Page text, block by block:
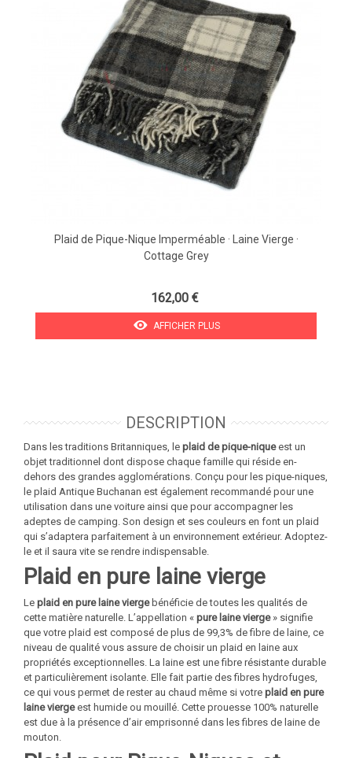
Plaid de Pique-Nique Imperméable · Laine Vierge ·
Cottage Grey
162,00 €
AFFICHER PLUS
DESCRIPTION
Dans les traditions Britanniques, le plaid de pique-niqueest un
objet traditionnel dont dispose chaque famille qui réside en-
dehors des grandes agglomérations. Conçu pour les pique-niques,
le plaid Antique Buchanan est également recommandé pour une
utilisation dans une voiture ainsi que pour accompagner les
adeptes de camping. Son design et ses couleurs en font un plaid
qui s’adaptera parfaitement à un environnement extérieur. Adoptez-
le et il saura vite se rendre indispensable.
Plaid en pure laine vierge
Le plaid en pure laine viergebénéficie de toutes les qualités de
cette matière naturelle. L’appellation « pure laine vierge» signifie
que votre plaid est composé de plus de 99,3% de fibre de laine, ce
niveau de qualité vous assure de choisir un plaid en laine aux
propriétés exceptionnelles. La laine est une fibre résistante durable
et particulièrement isolante. Elle fait partie des fibres hydrofuges,
ce qui vous permet de rester au chaud même si votre plaid en pure
laine viergeest humide ou mouillé. Cette prouesse 100% naturelle
est due à la présence d’air emprisonné dans les fibres de laine de
mouton.